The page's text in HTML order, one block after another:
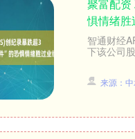
聚富配资
惧情绪胜
智通财经
下该公司
来源：